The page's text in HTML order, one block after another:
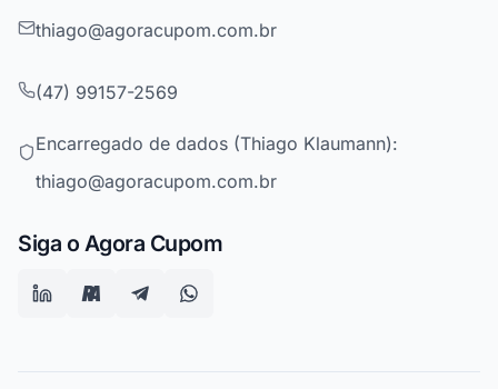
thiago@agoracupom.com.br
(47) 99157-2569
Encarregado de dados (Thiago Klaumann):
thiago@agoracupom.com.br
Siga o Agora Cupom